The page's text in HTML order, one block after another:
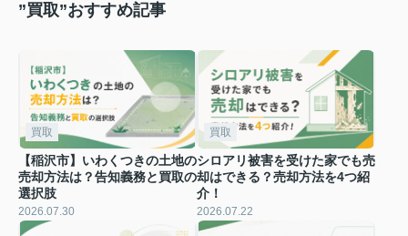
”買取”おすすめ記事
買取
【稲沢市】いわくつきの土地の
売却方法は？告知義務と買取の
選択肢
2026.07.30
買取
シロアリ被害を受けた家でも売
却はできる？売却方法を4つ紹
介！
2026.07.22